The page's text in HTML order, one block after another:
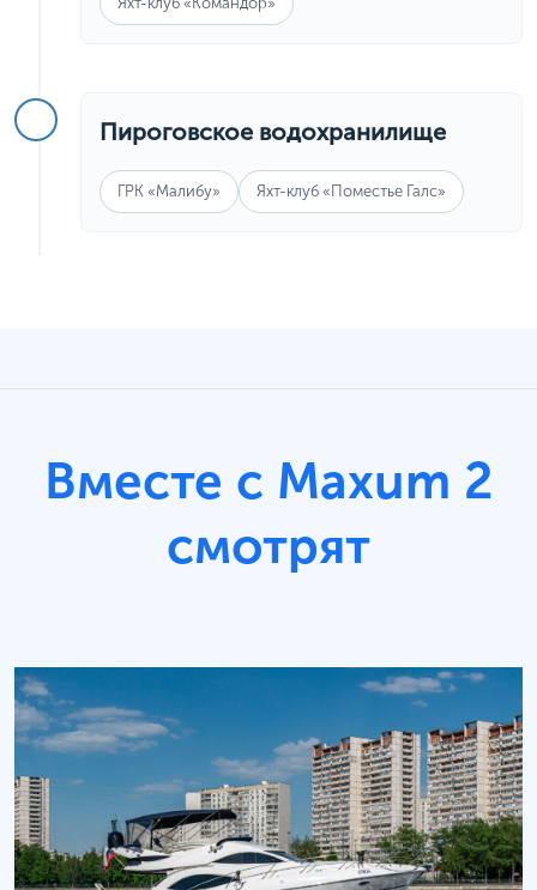
Пироговское водохранилище
ГРК «Малибу» Яхт-клуб «Поместье Галс»
Вместе с Maxum 2
смотрят